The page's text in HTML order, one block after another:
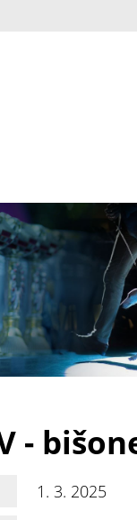
-
1. 3. 2025